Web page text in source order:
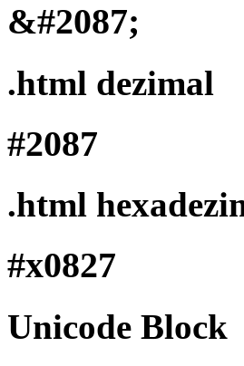
&#2087;
.html dezimal
#2087
.html
#x0827
Unicode Block